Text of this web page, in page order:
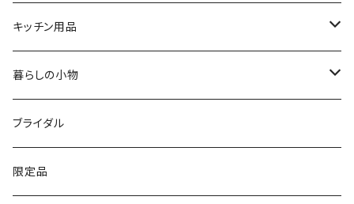
シルバーリングプレミアム
寄木タイプ
プレミアムタイプ
腕時計用ディスプレイ
丸型・耳付き振り子時計
切り株振り子時計
掛置時計
MARU時計
風景
思い出
USBメモリー
銘木シリーズ
アートシリーズ
ICカードケース
シンプル
窓付き
IDカードケース
窓付き
クリップボード
キッチン用品
カッティングボード
暮らしの小物
スイッチプレート
標準
表札
ブライダル
限定品